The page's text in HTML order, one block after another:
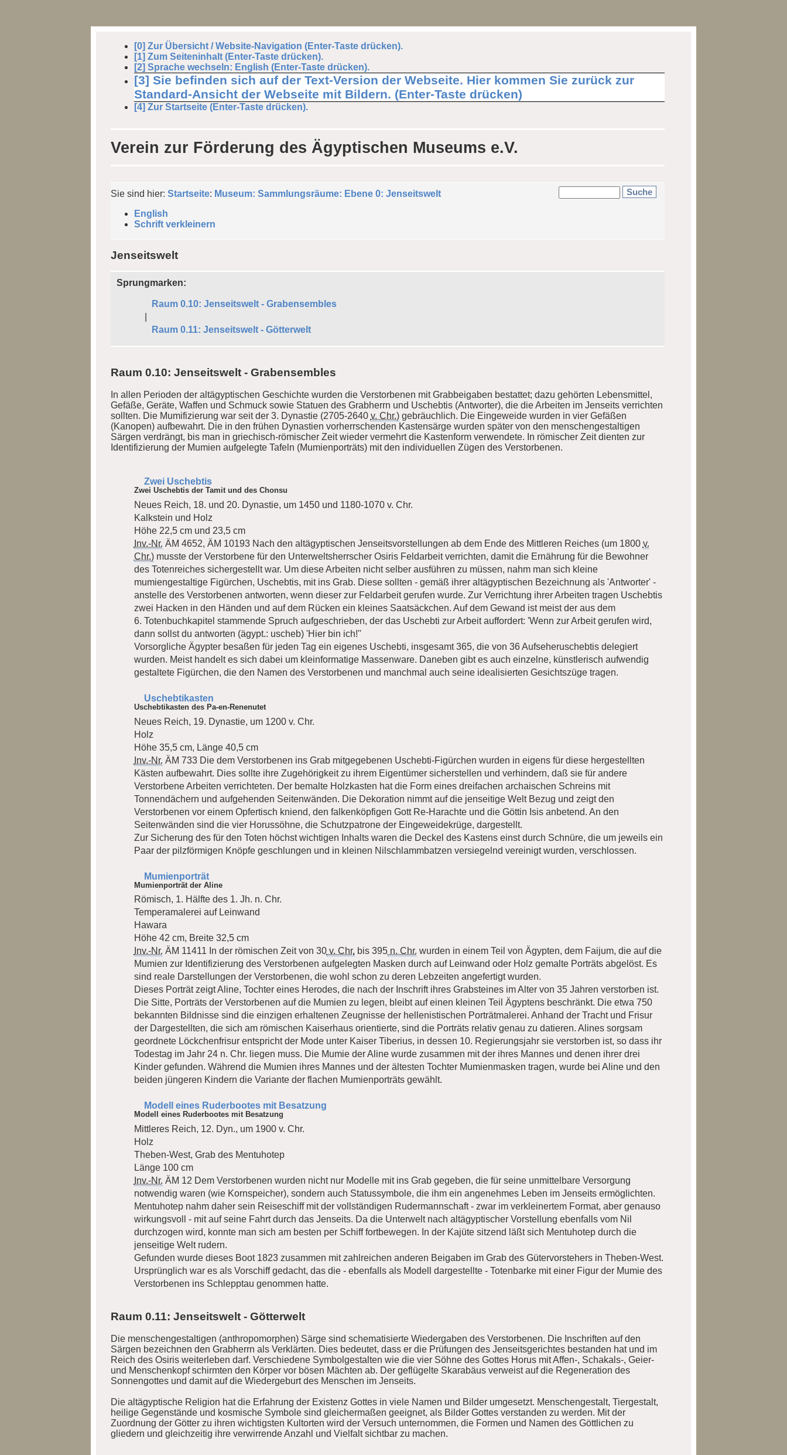
[0] Zur Übersicht / Website-Navigation (Enter-Taste drücken).
[1] Zum Seiteninhalt (Enter-Taste drücken).
[2] Sprache wechseln: English (Enter-Taste drücken).
[3] Sie befinden sich auf der Text-Version der Webseite. Hier kommen Sie zurück zur
Standard-Ansicht der Webseite mit Bildern. (Enter-Taste drücken)
[4] Zur Startseite (Enter-Taste drücken).
Verein zur Förderung des Ägyptischen Museums e.V.
Sie sind hier: Startseite: Museum: Sammlungsräume: Ebene 0: Jenseitswelt
English
Schrift verkleinern
Jenseitswelt
Sprungmarken:
Raum 0.10: Jenseitswelt - Grabensembles
Raum 0.11: Jenseitswelt - Götterwelt
Raum 0.10: Jenseitswelt - Grabensembles
In allen Perioden der altägyptischen Geschichte wurden die Verstorbenen mit Grabbeigaben bestattet; dazu gehörten Lebensmittel,
Gefäße, Geräte, Waffen und Schmuck sowie Statuen des Grabherrn und Uschebtis (Antworter), die die Arbeiten im Jenseits verrichten
sollten. Die Mumifizierung war seit der 3. Dynastie (2705-2640 v. Chr.)gebräuchlich. Die Eingeweide wurden in vier Gefäßen
(Kanopen) aufbewahrt. Die in den frühen Dynastien vorherrschenden Kastensärge wurden später von den menschengestaltigen
Särgen verdrängt, bis man in griechisch-römischer Zeit wieder vermehrt die Kastenform verwendete. In römischer Zeit dienten zur
Identifizierung der Mumien aufgelegte Tafeln (Mumienporträts) mit den individuellen Zügen des Verstorbenen.
Zwei Uschebtis
Zwei Uschebtis der Tamit und des Chonsu
Neues Reich, 18. und 20. Dynastie, um 1450 und 1180-1070 v. Chr.
Kalkstein und Holz
Höhe 22,5 cm und 23,5 cm
Inv.-Nr. ÄM 4652, ÄM 10193 Nach den altägyptischen Jenseitsvorstellungen ab dem Ende des Mittleren Reiches (um 1800 v.
Chr.)musste der Verstorbene für den Unterweltsherrscher Osiris Feldarbeit verrichten, damit die Ernährung für die Bewohner
des Totenreiches sichergestellt war. Um diese Arbeiten nicht selber ausführen zu müssen, nahm man sich kleine
mumiengestaltige Figürchen, Uschebtis, mit ins Grab. Diese sollten - gemäß ihrer altägyptischen Bezeichnung als 'Antworter' -
anstelle des Verstorbenen antworten, wenn dieser zur Feldarbeit gerufen wurde. Zur Verrichtung ihrer Arbeiten tragen Uschebtis
zwei Hacken in den Händen und auf dem Rücken ein kleines Saatsäckchen. Auf dem Gewand ist meist der aus dem
6. Totenbuchkapitel stammende Spruch aufgeschrieben, der das Uschebti zur Arbeit auffordert: 'Wenn zur Arbeit gerufen wird,
dann sollst du antworten (ägypt.: uscheb) 'Hier bin ich!''
Vorsorgliche Ägypter besaßen für jeden Tag ein eigenes Uschebti, insgesamt 365, die von 36 Aufseheruschebtis delegiert
wurden. Meist handelt es sich dabei um kleinformatige Massenware. Daneben gibt es auch einzelne, künstlerisch aufwendig
gestaltete Figürchen, die den Namen des Verstorbenen und manchmal auch seine idealisierten Gesichtszüge tragen.
Uschebtikasten
Uschebtikasten des Pa-en-Renenutet
Neues Reich, 19. Dynastie, um 1200 v. Chr.
Holz
Höhe 35,5 cm, Länge 40,5 cm
Inv.-Nr. ÄM 733 Die dem Verstorbenen ins Grab mitgegebenen Uschebti-Figürchen wurden in eigens für diese hergestellten
Kästen aufbewahrt. Dies sollte ihre Zugehörigkeit zu ihrem Eigentümer sicherstellen und verhindern, daß sie für andere
Verstorbene Arbeiten verrichteten. Der bemalte Holzkasten hat die Form eines dreifachen archaischen Schreins mit
Tonnendächern und aufgehenden Seitenwänden. Die Dekoration nimmt auf die jenseitige Welt Bezug und zeigt den
Verstorbenen vor einem Opfertisch kniend, den falkenköpfigen Gott Re-Harachte und die Göttin Isis anbetend. An den
Seitenwänden sind die vier Horussöhne, die Schutzpatrone der Eingeweidekrüge, dargestellt.
Zur Sicherung des für den Toten höchst wichtigen Inhalts waren die Deckel des Kastens einst durch Schnüre, die um jeweils ein
Paar der pilzförmigen Knöpfe geschlungen und in kleinen Nilschlammbatzen versiegelnd vereinigt wurden, verschlossen.
Mumienporträt
Mumienporträt der Aline
Römisch, 1. Hälfte des 1. Jh. n. Chr.
Temperamalerei auf Leinwand
Hawara
Höhe 42 cm, Breite 32,5 cm
Inv.-Nr. ÄM 11411 In der römischen Zeit von 30v. Chr. bis 395n. Chr. wurden in einem Teil von Ägypten, dem Faijum, die auf die
Mumien zur Identifizierung des Verstorbenen aufgelegten Masken durch auf Leinwand oder Holz gemalte Porträts abgelöst. Es
sind reale Darstellungen der Verstorbenen, die wohl schon zu deren Lebzeiten angefertigt wurden.
Dieses Porträt zeigt Aline, Tochter eines Herodes, die nach der Inschrift ihres Grabsteines im Alter von 35 Jahren verstorben ist.
Die Sitte, Porträts der Verstorbenen auf die Mumien zu legen, bleibt auf einen kleinen Teil Ägyptens beschränkt. Die etwa 750
bekannten Bildnisse sind die einzigen erhaltenen Zeugnisse der hellenistischen Porträtmalerei. Anhand der Tracht und Frisur
der Dargestellten, die sich am römischen Kaiserhaus orientierte, sind die Porträts relativ genau zu datieren. Alines sorgsam
geordnete Löckchenfrisur entspricht der Mode unter Kaiser Tiberius, in dessen 10. Regierungsjahr sie verstorben ist, so dass ihr
Todestag im Jahr 24 n. Chr. liegen muss. Die Mumie der Aline wurde zusammen mit der ihres Mannes und denen ihrer drei
Kinder gefunden. Während die Mumien ihres Mannes und der ältesten Tochter Mumienmasken tragen, wurde bei Aline und den
beiden jüngeren Kindern die Variante der flachen Mumienporträts gewählt.
Modell eines Ruderbootes mit Besatzung
Modell eines Ruderbootes mit Besatzung
Mittleres Reich, 12. Dyn., um 1900 v. Chr.
Holz
Theben-West, Grab des Mentuhotep
Länge 100 cm
Inv.-Nr. ÄM 12 Dem Verstorbenen wurden nicht nur Modelle mit ins Grab gegeben, die für seine unmittelbare Versorgung
notwendig waren (wie Kornspeicher), sondern auch Statussymbole, die ihm ein angenehmes Leben im Jenseits ermöglichten.
Mentuhotep nahm daher sein Reiseschiff mit der vollständigen Rudermannschaft - zwar im verkleinertem Format, aber genauso
wirkungsvoll - mit auf seine Fahrt durch das Jenseits. Da die Unterwelt nach altägyptischer Vorstellung ebenfalls vom Nil
durchzogen wird, konnte man sich am besten per Schiff fortbewegen. In der Kajüte sitzend läßt sich Mentuhotep durch die
jenseitige Welt rudern.
Gefunden wurde dieses Boot 1823 zusammen mit zahlreichen anderen Beigaben im Grab des Gütervorstehers in Theben-West.
Ursprünglich war es als Vorschiff gedacht, das die - ebenfalls als Modell dargestellte - Totenbarke mit einer Figur der Mumie des
Verstorbenen ins Schlepptau genommen hatte.
Raum 0.11: Jenseitswelt - Götterwelt
Die menschengestaltigen (anthropomorphen) Särge sind schematisierte Wiedergaben des Verstorbenen. Die Inschriften auf den
Särgen bezeichnen den Grabherrn als Verklärten. Dies bedeutet, dass er die Prüfungen des Jenseitsgerichtes bestanden hat und im
Reich des Osiris weiterleben darf. Verschiedene Symbolgestalten wie die vier Söhne des Gottes Horus mit Affen-, Schakals-, Geier-
und Menschenkopf schirmten den Körper vor bösen Mächten ab. Der geflügelte Skarabäus verweist auf die Regeneration des
Sonnengottes und damit auf die Wiedergeburt des Menschen im Jenseits.
Die altägyptische Religion hat die Erfahrung der Existenz Gottes in viele Namen und Bilder umgesetzt. Menschengestalt, Tiergestalt,
heilige Gegenstände und kosmische Symbole sind gleichermaßen geeignet, als Bilder Gottes verstanden zu werden. Mit der
Zuordnung der Götter zu ihren wichtigsten Kultorten wird der Versuch unternommen, die Formen und Namen des Göttlichen zu
gliedern und gleichzeitig ihre verwirrende Anzahl und Vielfalt sichtbar zu machen.